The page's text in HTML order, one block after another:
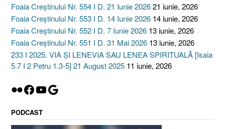
Foaia Creștinului Nr. 554 I D. 21 Iunie 202621 iunie, 2026
Foaia Creștinului Nr. 553 I D. 14 Iunie 2026 14 iunie, 2026
Foaia Creștinului Nr. 552 I D. 7 Iunie 2026 13 iunie, 2026
Foaia Creștinului Nr. 551 I D. 31 Mai 2026 13 iunie, 2026
233 I 2025. VIA ȘI LENEVIA SAU LENEA SPIRITUALĂ [Isaia
5.7 I 2 Petru 1.3-5] 21 August 2025 11 iunie, 2026
Flickr
Facebook
YouTube
Google
PODCAST